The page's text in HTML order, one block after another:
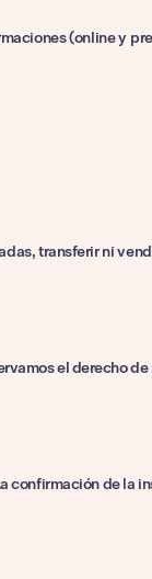
(online y
transferir ni
el derecho
confirmación de la